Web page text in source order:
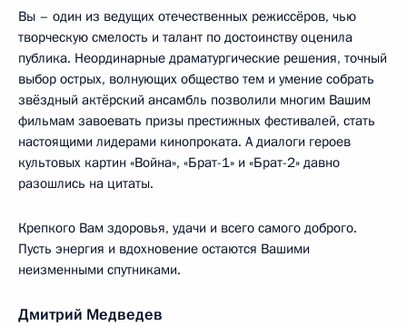
Вы – один из ведущих отечественных режиссёров, чью
творческую смелость и талант по достоинству оценила
публика. Неординарные драматургические решения, точный
выбор острых, волнующих общество тем и умение собрать
звёздный актёрский ансамбль позволили многим Вашим
фильмам завоевать призы престижных фестивалей, стать
настоящими лидерами кинопроката. А диалоги героев
культовых картин «Война», «Брат-1» и «Брат-2» давно
разошлись на цитаты.
Крепкого Вам здоровья, удачи и всего самого доброго.
Пусть энергия и вдохновение остаются Вашими
неизменными спутниками.
Дмитрий Медведев